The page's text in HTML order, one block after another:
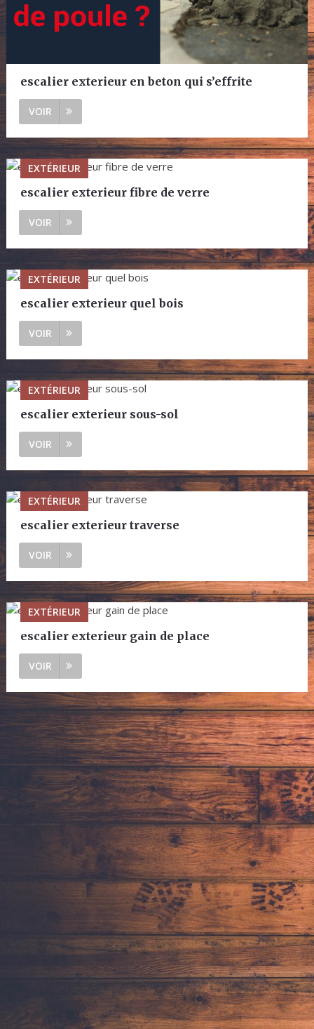
escalier exterieur en beton qui s’effrite
VOIR
EXTÉRIEUR
escalier exterieur fibre de verre
VOIR
EXTÉRIEUR
escalier exterieur quel bois
VOIR
EXTÉRIEUR
escalier exterieur sous-sol
VOIR
EXTÉRIEUR
escalier exterieur traverse
VOIR
EXTÉRIEUR
escalier exterieur gain de place
VOIR